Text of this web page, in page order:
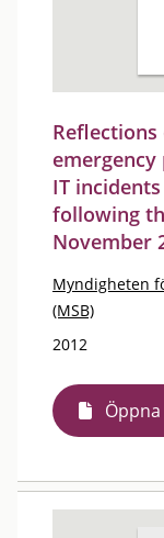
IT
following
November
Myndigheten
(MSB)
2012